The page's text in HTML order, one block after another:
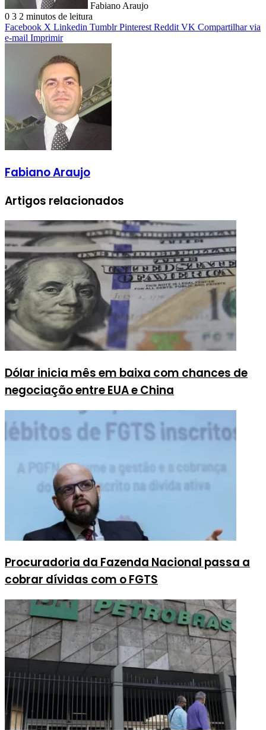
Fabiano Araujo
0 3 2 minutos de leitura
Facebook X Linkedin Tumblr Pinterest Reddit VK Compartilhar via
e-mail Imprimir
Fabiano Araujo
Artigos relacionados
Dólar inicia mês em baixa com chances de
negociação entre EUA e China
Procuradoria da Fazenda Nacional passa a
cobrar dívidas com o FGTS